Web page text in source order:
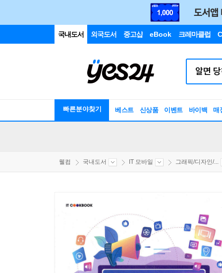
국내도서 외국도서 중고샵 eBook 크레마클럽
빠른분야찾기 베스트 신상품 이벤트 바이백 매
웰컴 국내도서 IT 모바일 그래픽/디자인/...